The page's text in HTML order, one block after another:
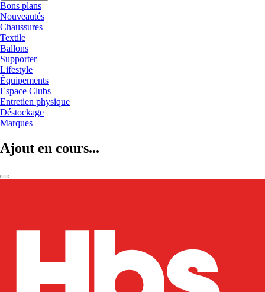
Bons plans
Nouveautés
Chaussures
Textile
Ballons
Supporter
Lifestyle
Équipements
Espace Clubs
Entretien physique
Déstockage
Marques
Ajout en cours...